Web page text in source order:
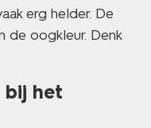
erg helder. De
de oogkleur. Denk
bij het